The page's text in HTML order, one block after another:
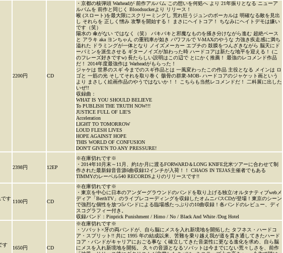
2200円 CD
・京都の核弾頭 Warheadが 前作アルバム この想いを何処へ より 21年振りとなる ニューア
ルバムを 前作と同じく Bloodsuckerより リリース！
喉 (スロート)を最大限にスクリーミングし 荒れ狂うジュンのボーカルは 明確なる敵を見出
し それらを 正しく憎み 攻撃を開始する！ まさにヘイトコア！ ちなみにヘイトデモは嫌い
です（笑）
陽水の 傘がない ではなく（笑） バキバキと邪魔なものを掻き分けながら進む 超絶ベース
と アラキ aka ヨンちゃん の重戦車が如き パワフルで V-MAXのやうな 力強き疾走感に満ち
溢れた ドラミングが一体となり ノイズメーカー エブチの 鼓膜をつんざきながら 脳天にド
ーパミンを派生させる ギターノイズが加わった時 ハードコアは新たな地平を迎える！ (こ
のフレーズ好きですw) 長たらしい説明はこの辺で とにかく推薦！ 最強のレコメンド作品
だ！ 2014年度最強作は Warheadがもらった！
ジャケは 世界のスギ 今までのスギ作品とは 一風変わったこの作品 主役となる メインは ロ
ゴと 一筋の光 そしてそれを取り巻く 骸骨の群衆-MOB- ハードコアのジャケット画という
より まさしく絵画作品のやうではないか！！ こちらも当然レコメンドだ！ 二科展に出した
いぜ!!
収録曲：
WHAT IS YOU SHOULD BELIEVE
To PUBLISH THE TRUTH NOW!!!
JUSTICE FULL OF LIE'S
Acceleration
LIGHT TO TOMORROW
LOUD FLESH LIVES
HOPE AGAINST HOPE
THIS WORLD OF CONFUSION
DON'T GIVE'N TO ANY PRESSURE!
2398円 12EP
※在庫切れです※
・2014年10月末～11月、約1か月に渡るFORWARD＆LONG KNIFE北米ツアーに合わせて制
作された最新録音音源6曲収録12インチが入荷！！ CHAOS IN TEJAS主催者でもある
TIMMYのレーベル540 RECORDSよりのリリースです!!
です
1100円 CD
※在庫切れです※
・東京を中心に日本のアンダーグラウンドのバンドを取り上げる独立/オルタナティブwebメ
ディア「BerthTV」のライブレコーディングを収録したオムニバスCDが登場！東京のシーン
で強烈な個性を放つ5バンドによる臨場感たっぷりの10曲収録！各バンドのレビュー、ディ
スコグラフィー付き。
収録バンド：Pinprick Punishment / Himo / No / Black And White /Dog Hotel
す
1650円 CD
※在庫切れです※
・ソバット×牙の両バンドが、自ら脳にメスを入れ新境地を開拓した タフネス・ハードコ
ア・スプリット!! 共に 1995 年の結成以来、苦難を乗り越え我が道を貫き通してきたハード
コア・バンドがキャリアにおごる事な く確立してきた音楽性に更なる進化を求め、自ら脳
にメスを入れ新境地を開拓。 久々の音源となるソバットは今までにない荒々しさを、前作